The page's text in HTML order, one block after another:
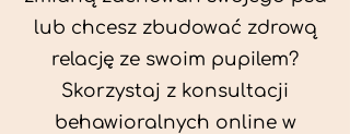
lub chcesz zbudować zdrową
relację ze swoim pupilem?
Skorzystaj z konsultacji
behawioralnych online w